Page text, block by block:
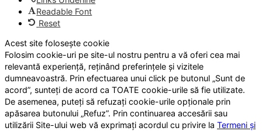
Readable Font
Reset
Acest site folosește cookie
Folosim cookie-uri pe site-ul nostru pentru a vă oferi cea mai
relevantă experiență, reținând preferințele și vizitele
dumneavoastră. Prin efectuarea unui click pe butonul „Sunt de
acord”, sunteți de acord ca TOATE cookie-urile să fie utilizate.
De asemenea, puteți să refuzați cookie-urile opționale prin
apăsarea butonului „Refuz”. Prin continuarea accesării sau
utilizării Site-ului web vă exprimați acordul cu privire la Termeni și